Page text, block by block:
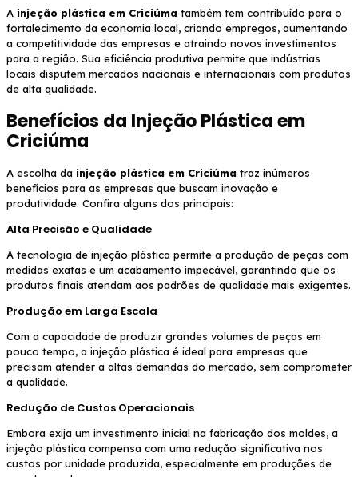
A injeção plástica em Criciúma também tem contribuído para o
fortalecimento da economia local, criando empregos, aumentando
a competitividade das empresas e atraindo novos investimentos
para a região. Sua eficiência produtiva permite que indústrias
locais disputem mercados nacionais e internacionais com produtos
de alta qualidade.
Benefícios da Injeção Plástica em
Criciúma
A escolha da injeção plástica em Criciúma traz inúmeros
benefícios para as empresas que buscam inovação e
produtividade. Confira alguns dos principais:
Alta Precisão e Qualidade
A tecnologia de injeção plástica permite a produção de peças com
medidas exatas e um acabamento impecável, garantindo que os
produtos finais atendam aos padrões de qualidade mais exigentes.
Produção em Larga Escala
Com a capacidade de produzir grandes volumes de peças em
pouco tempo, a injeção plástica é ideal para empresas que
precisam atender a altas demandas do mercado, sem comprometer
a qualidade.
Redução de Custos Operacionais
Embora exija um investimento inicial na fabricação dos moldes, a
injeção plástica compensa com uma redução significativa nos
custos por unidade produzida, especialmente em produções de